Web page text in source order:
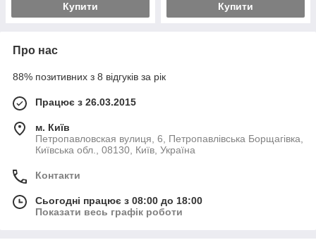
Купити Купити
Про нас
88% позитивних з 8 відгуків за рік
Працює з 26.03.2015
м. Київ
Петропавловская вулиця, 6, Петропавлівська Борщагівка,
Київська обл., 08130, Київ, Україна
Контакти
Сьогодні працює з 08:00 до 18:00
Показати весь графік роботи